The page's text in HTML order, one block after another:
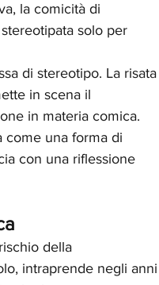
la comicità di
solo per
di stereotipo. La risata
in scena il
in materia comica.
come una forma di
con una riflessione
della
intraprende negli anni